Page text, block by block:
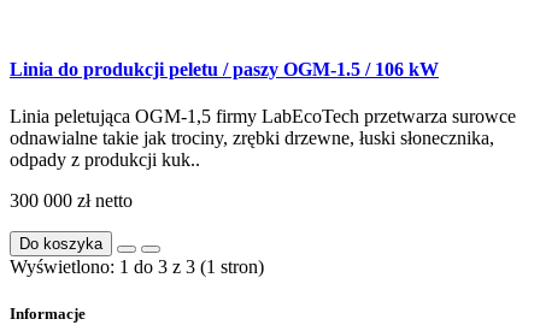
Linia do produkcji peletu / paszy OGM-1.5 / 106 kW
Linia peletująca OGM-1,5 firmy LabEcoTech przetwarza surowce
odnawialne takie jak trociny, zrębki drzewne, łuski słonecznika,
odpady z produkcji kuk..
300 000 złnetto
Do koszyka
Wyświetlono: 1 do 3 z 3 (1 stron)
Informacje